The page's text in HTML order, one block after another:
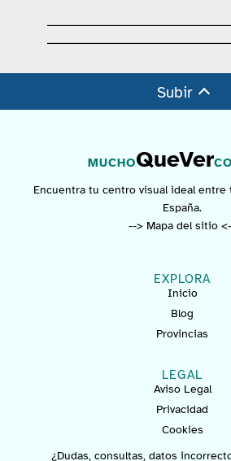
Subir
MUCHOQueVer
Encuentra tu centro visual ideal entre
España.
--> Mapa del sitio
EXPLORA
Inicio
Blog
Provincias
LEGAL
Aviso Legal
Privacidad
Cookies
¿Dudas, consultas, datos